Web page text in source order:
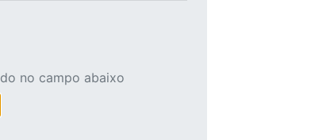
no campo abaixo